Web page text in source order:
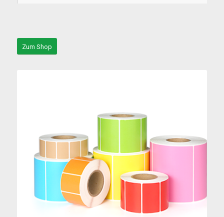
Zum Shop